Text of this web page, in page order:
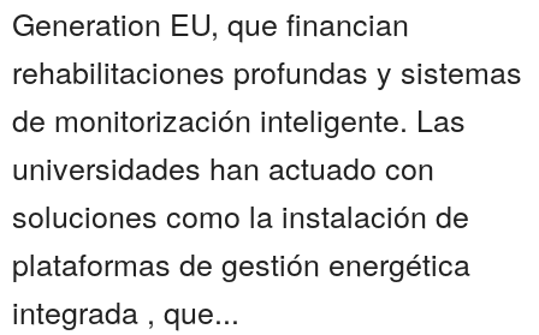
Generation EU, que financian
rehabilitaciones profundas y sistemas
de monitorización inteligente. Las
universidades han actuado con
soluciones como la instalación de
plataformas de gestión energética
integrada , que...